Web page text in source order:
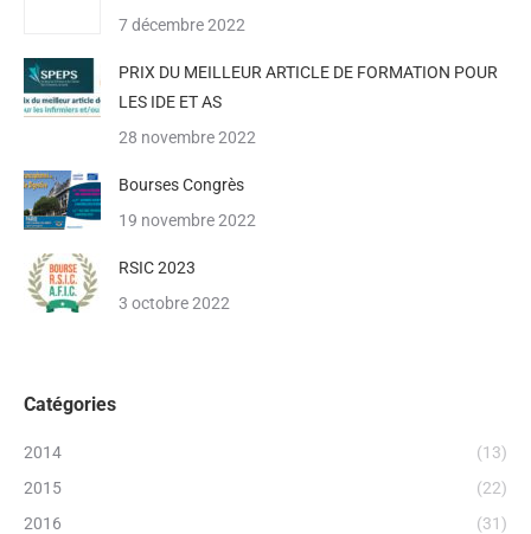
7 décembre 2022
PRIX DU MEILLEUR ARTICLE DE FORMATION POUR
LES IDE ET AS
28 novembre 2022
Bourses Congrès
19 novembre 2022
RSIC 2023
3 octobre 2022
Catégories
2014
(13)
2015
(22)
2016
(31)